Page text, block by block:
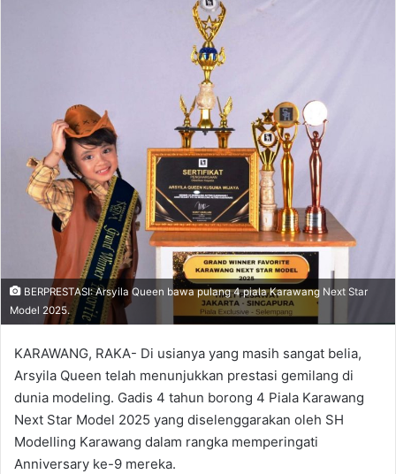
BERPRESTASI: Arsyila Queen bawa pulang 4 piala Karawang Next Star
Model 2025.
KARAWANG, RAKA- Di usianya yang masih sangat belia,
Arsyila Queen telah menunjukkan prestasi gemilang di
dunia modeling. Gadis 4 tahun borong 4 Piala Karawang
Next Star Model 2025 yang diselenggarakan oleh SH
Modelling Karawang dalam rangka memperingati
Anniversary ke-9 mereka.